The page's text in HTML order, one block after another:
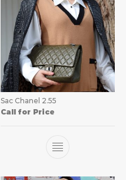
Sac Chanel 2.55
Call for Price